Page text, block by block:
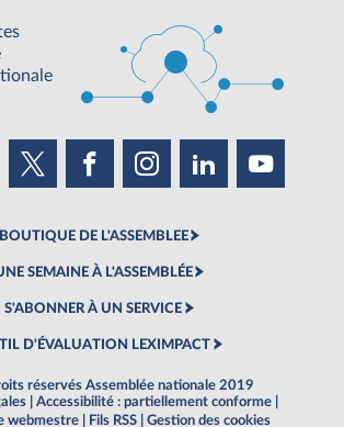
BOUTIQUE DE L'ASSEMBLEE
SEMAINE À L'ASSEMBLÉE
S'ABONNER À UN SERVICE
D'ÉVALUATION LEXIMPACT
réservés Assemblée nationale 2019
Accessibilité : partiellement conforme
webmestre
Fils RSS Gestion des cookies